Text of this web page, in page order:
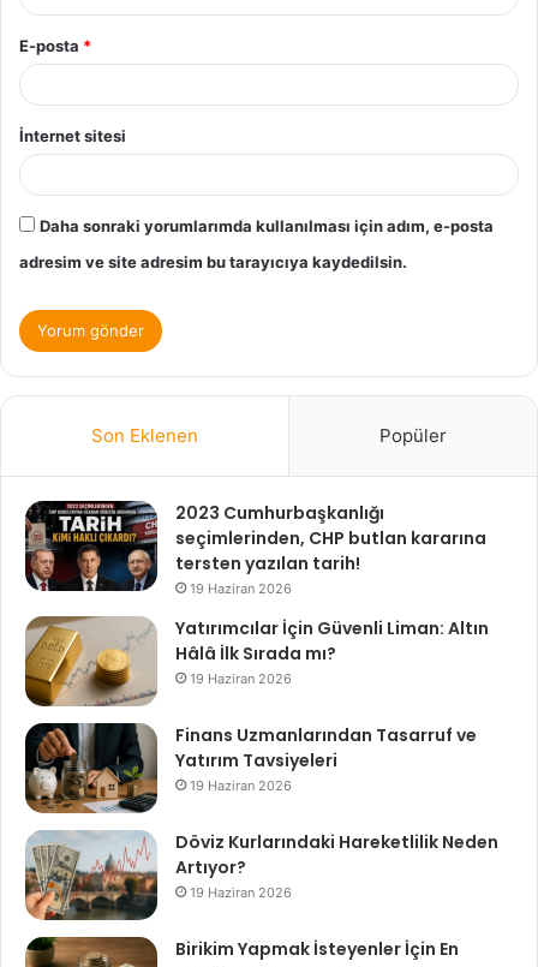
E-posta *
İnternet sitesi
Daha sonraki yorumlarımda kullanılması için adım, e-posta
adresim ve site adresim bu tarayıcıya kaydedilsin.
Son Eklenen Popüler
2023 Cumhurbaşkanlığı
seçimlerinden, CHP butlan kararına
tersten yazılan tarih!
19 Haziran 2026
Yatırımcılar İçin Güvenli Liman: Altın
Hâlâ İlk Sırada mı?
19 Haziran 2026
Finans Uzmanlarından Tasarruf ve
Yatırım Tavsiyeleri
19 Haziran 2026
Döviz Kurlarındaki Hareketlilik Neden
Artıyor?
19 Haziran 2026
Birikim Yapmak İsteyenler İçin En